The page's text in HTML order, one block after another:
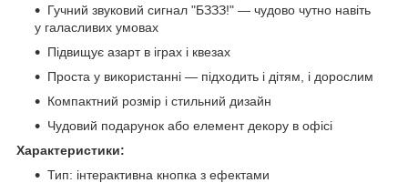
Гучний звуковий сигнал "БЗЗЗ!" — чудово чутно навіть
у галасливих умовах
Підвищує азарт в іграх і квезах
Проста у використанні — підходить і дітям, і дорослим
Компактний розмір і стильний дизайн
Чудовий подарунок або елемент декору в офісі
Характеристики:
Тип: інтерактивна кнопка з ефектами